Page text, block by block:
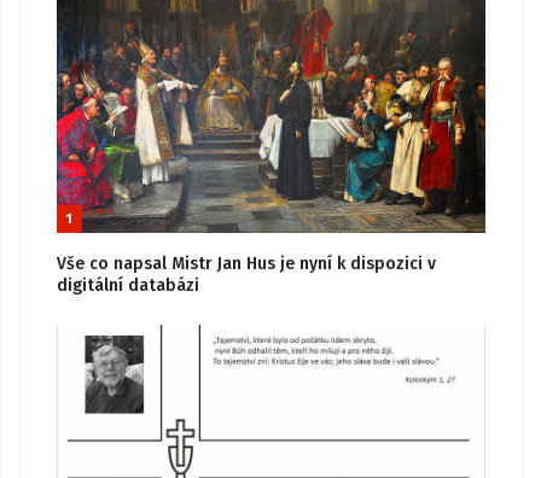
1
Vše co napsal Mistr Jan Hus je nyní k dispozici v
digitální databázi